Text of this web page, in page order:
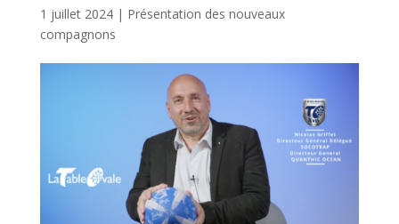
1 juillet 2024| Présentation des nouveaux
compagnons